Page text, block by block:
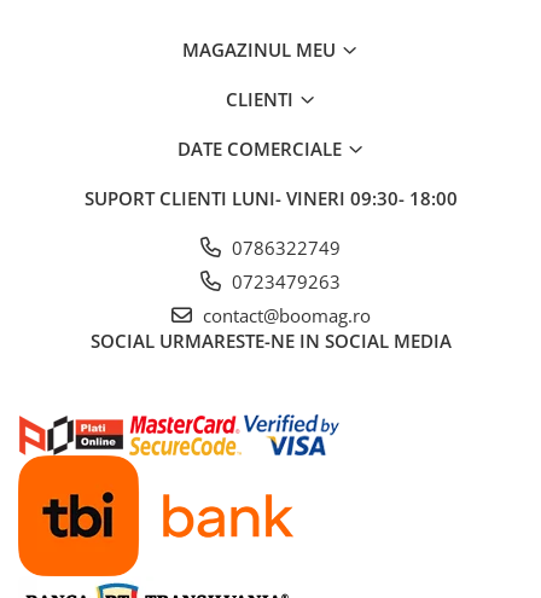
Mansoane
Stickere reflectorizate
Sonerii
Benzi anti-grip
Piese trotinete electrice
Cauciucuri si camere
Camere
Cauciucuri
MAGAZINUL MEU
CLIENTI
DATE COMERCIALE
SUPORT CLIENTI LUNI- VINERI 09:30- 18:00
0786322749
0723479263
contact@boomag.ro
SOCIAL URMARESTE-NE IN SOCIAL MEDIA